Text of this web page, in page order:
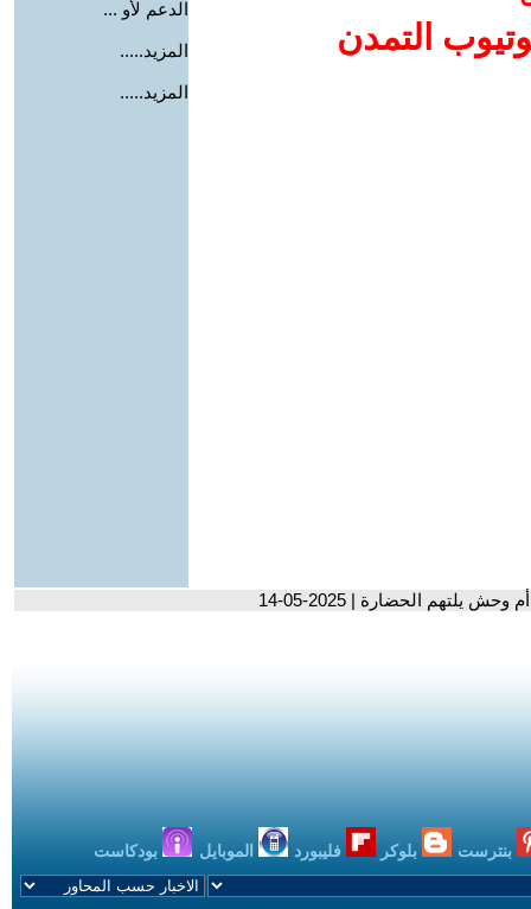
التمدن
الدعم لأو ...
المزيد.....
المزيد.....
يلتهم الحضارة | 2025-05-14
بنترست بلوكر فليبورد الموبايل بودكاست